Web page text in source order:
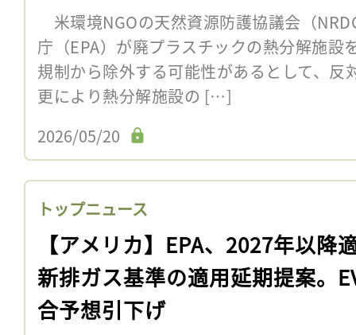
米環境NGOの天然資源防護協議会（
庁（EPA）が廃プラスチックの熱分解施設
規制から除外する可能性があるとして、反
更により熱分解施設の […]
2026/05/20
トップニュース
【アメリカ】EPA、2027年以降
新排ガス基準の適用延期提案。
合予想引下げ